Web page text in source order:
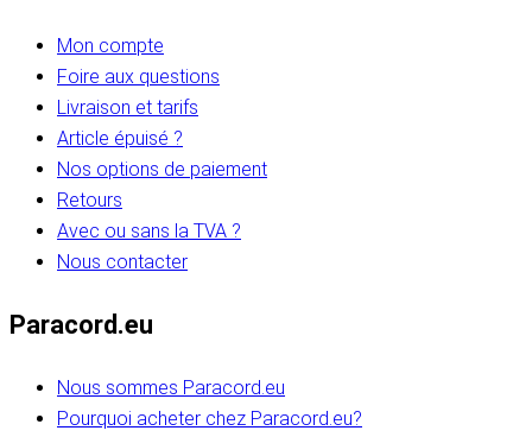
Mon compte
Foire aux questions
Livraison et tarifs
Article épuisé ?
Nos options de paiement
Retours
Avec ou sans la TVA ?
Nous contacter
Paracord.eu
Nous sommes Paracord.eu
Pourquoi acheter chez Paracord.eu?